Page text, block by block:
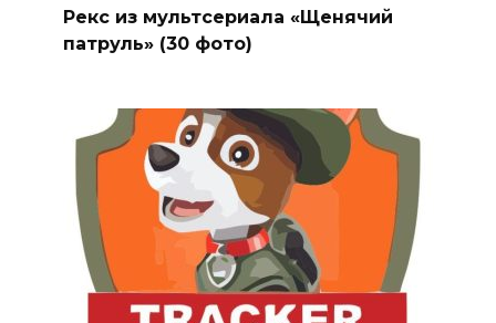
Рекс из мультсериала «Щенячий
патруль» (30 фото)